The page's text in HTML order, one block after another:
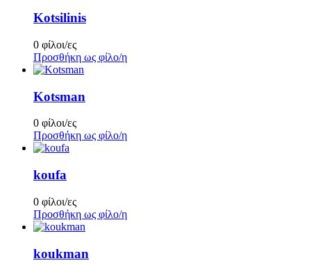
Kotsilinis
0 φίλοι/ες
Προσθήκη ως φίλο/η
Kotsman
0 φίλοι/ες
Προσθήκη ως φίλο/η
koufa
0 φίλοι/ες
Προσθήκη ως φίλο/η
koukman